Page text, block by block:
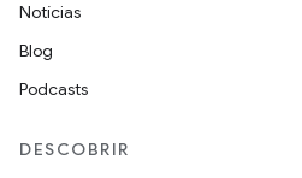
Notícias
Blog
Podcasts
DESCOBRIR